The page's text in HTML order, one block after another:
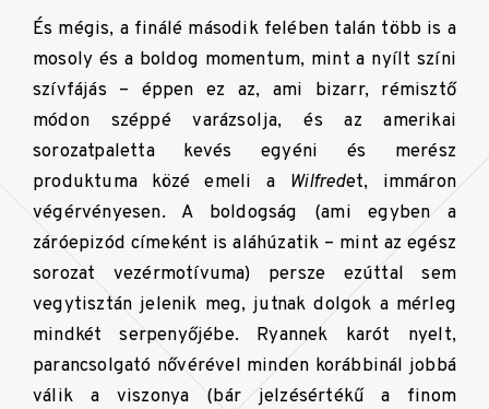
És mégis, a finálé második felében talán több is a
mosoly és a boldog momentum, mint a nyílt színi
szívfájás – éppen ez az, ami bizarr, rémisztő
módon széppé varázsolja, és az amerikai
sorozatpaletta kevés egyéni és merész
produktuma közé emeli a Wilfredet, immáron
végérvényesen. A boldogság (ami egyben a
záróepizód címeként is aláhúzatik – mint az egész
sorozat vezérmotívuma) persze ezúttal sem
vegytisztán jelenik meg, jutnak dolgok a mérleg
mindkét serpenyőjébe. Ryannek karót nyelt,
parancsolgató nővérével minden korábbinál jobbá
válik a viszonya (bár jelzésértékű a finom